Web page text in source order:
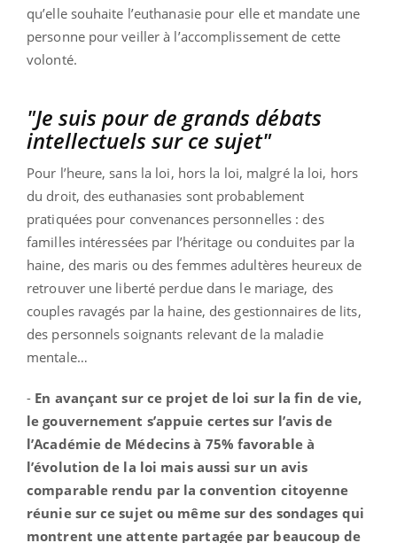
qu’elle souhaite l’euthanasie pour elle et mandate une
personne pour veiller à l’accomplissement de cette
volonté.
"Je suis pour de grands débats
intellectuels sur ce sujet"
Pour l’heure, sans la loi, hors la loi, malgré la loi, hors
du droit, des euthanasies sont probablement
pratiquées pour convenances personnelles : des
familles intéressées par l’héritage ou conduites par la
haine, des maris ou des femmes adultères heureux de
retrouver une liberté perdue dans le mariage, des
couples ravagés par la haine, des gestionnaires de lits,
des personnels soignants relevant de la maladie
mentale…
- En avançant sur ce projet de loi sur la fin de vie,
le gouvernement s’appuie certes sur l’avis de
l’Académie de Médecins à 75% favorable à
l’évolution de la loi mais aussi sur un avis
comparable rendu par la convention citoyenne
réunie sur ce sujet ou même sur des sondages qui
montrent une attente partagée par beaucoup de